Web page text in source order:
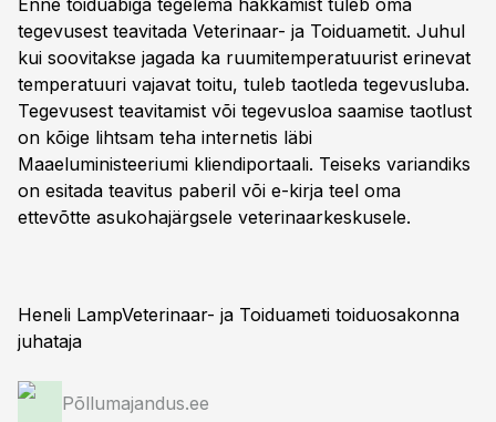
Enne toiduabiga tegelema hakkamist tuleb oma
tegevusest teavitada Veterinaar- ja Toiduametit. Juhul
kui soovitakse jagada ka ruumitemperatuurist erinevat
temperatuuri vajavat toitu, tuleb taotleda tegevusluba.
Tegevusest teavitamist või tegevusloa saamise taotlust
on kõige lihtsam teha internetis läbi
Maaeluministeeriumi kliendiportaali. Teiseks variandiks
on esitada teavitus paberil või e-kirja teel oma
ettevõtte asukohajärgsele veterinaarkeskusele.
Heneli LampVeterinaar- ja Toiduameti toiduosakonna
juhataja
Põllumajandus.ee